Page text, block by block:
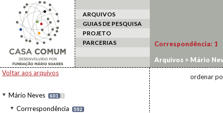
ARQUIVOS
GUIAS DE PESQUISA
PROJETO
PARCERIAS
Voltar aos arquivos
Mário Neves 601 I
Corrrespondência 592
Correspondência: 1
Arquivos > Mário
ordenar